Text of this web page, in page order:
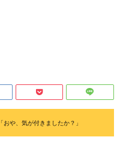
「おや、気が付きましたか？」